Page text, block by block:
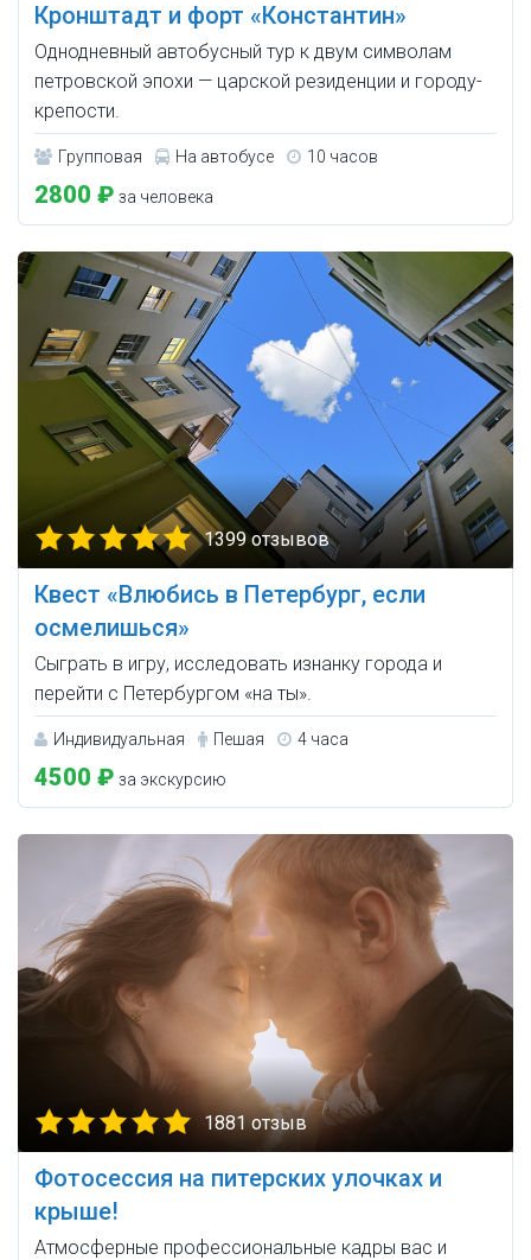
Кронштадт и форт «Константин»
Однодневный автобусный тур к двум символам
петровской эпохи — царской резиденции и городу-
крепости.
Групповая На автобусе 10 часов
2800 ₽ за человека
1399 отзывов
Квест «Влюбись в Петербург, если
осмелишься»
Сыграть в игру, исследовать изнанку города и
перейти с Петербургом «на ты».
Индивидуальная Пешая 4 часа
4500 ₽ за экскурсию
1881 отзыв
Фотосессия на питерских улочках и
крыше!
Атмосферные профессиональные кадры вас и